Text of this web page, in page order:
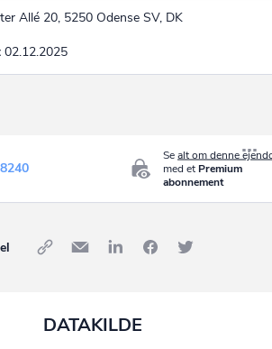
Allé 20, 5250 Odense SV, DK
02.12.2025
Sealt om denne
med et Premium
abonnement
DATAKILDE